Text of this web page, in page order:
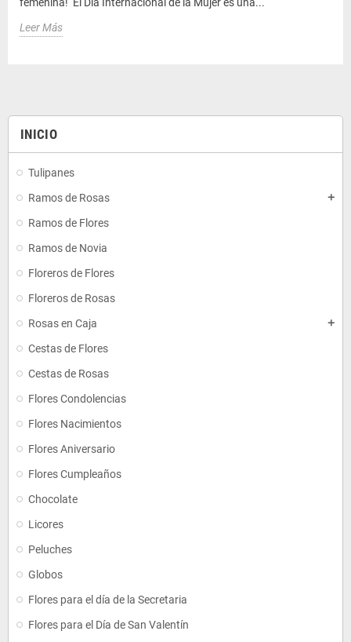
INICIO
Tulipanes
Ramos de Rosas
add
Ramos de Flores
Ramos de Novia
Floreros de Flores
Floreros de Rosas
Rosas en Caja
add
Cestas de Flores
Cestas de Rosas
Flores Condolencias
Flores Nacimientos
Flores Aniversario
Flores Cumpleaños
Chocolate
Licores
Peluches
Globos
Flores para el día de la Secretaria
Flores para el Día de San Valentín
Leer Más